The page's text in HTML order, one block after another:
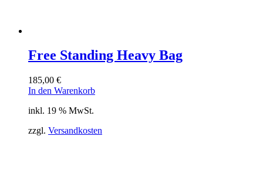
Free Standing Heavy Bag
185,00 €
In den Warenkorb
inkl. 19 % MwSt.
zzgl. Versandkosten